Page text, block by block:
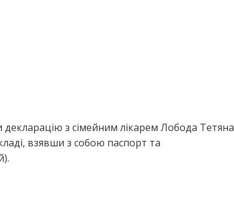
декларацію з сімейним лікарем Лобода Тетяна
взявши з собою паспорт та